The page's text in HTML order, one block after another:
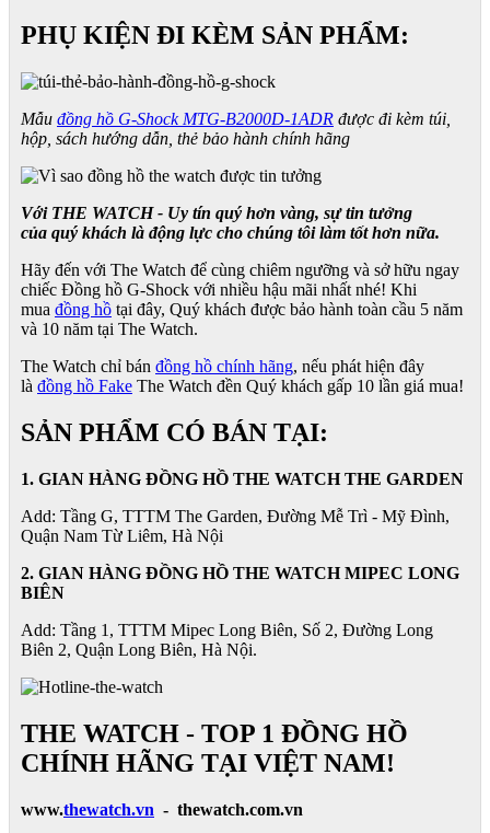
PHỤ KIỆN ĐI KÈM SẢN PHẨM:
Mẫu đồng hồ G-Shock MTG-B2000D-1ADR được đi kèm túi,
hộp, sách hướng dẫn, thẻ bảo hành chính hãng
Với THE WATCH - Uy tín quý hơn vàng, sự tin tưởng
của quý khách là động lực cho chúng tôi làm tốt hơn nữa.
Hãy đến với The Watch để cùng chiêm ngưỡng và sở hữu ngay
chiếc Đồng hồ G-Shock với nhiều hậu mãi nhất nhé! Khi
mua đồng hồ tại đây, Quý khách được bảo hành toàn cầu 5 năm
và 10 năm tại The Watch.
The Watch chỉ bán đồng hồ chính hãng, nếu phát hiện đây
là đồng hồ Fake The Watch đền Quý khách gấp 10 lần giá mua!
SẢN PHẨM CÓ BÁN TẠI:
1. GIAN HÀNG ĐỒNG HỒ THE WATCH THE GARDEN
Add: Tầng G, TTTM The Garden, Đường Mễ Trì - Mỹ Đình,
Quận Nam Từ Liêm, Hà Nội
2. GIAN HÀNG ĐỒNG HỒ THE WATCHMIPEC LONG
BIÊN
Add: Tầng 1, TTTM Mipec Long Biên, Số 2, Đường Long
Biên 2, Quận Long Biên, Hà Nội.
THE WATCH - TOP 1 ĐỒNG HỒ
CHÍNH HÃNG TẠI VIỆT NAM!
www.thewatch.vn - thewatch.com.vn